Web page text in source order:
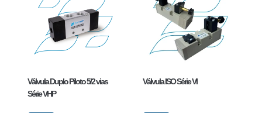
Válvula Duplo Piloto 5/2 vias
Série VHP
Válvula ISO Série VI